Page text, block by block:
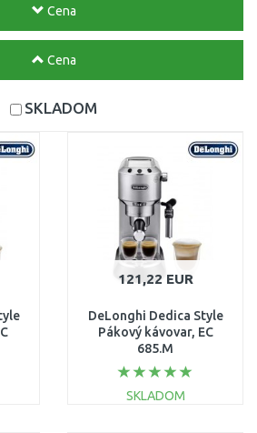
Cena
Cena
SKLADOM
121,22 EUR
DeLonghi Dedica Style
Pákový kávovar, EC
685.M
SKLADOM